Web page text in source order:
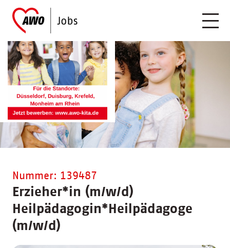
Nummer: 139487
Erzieher*in (m/w/d)
Heilpädagogin* Heilpädagoge
(m/w/d)